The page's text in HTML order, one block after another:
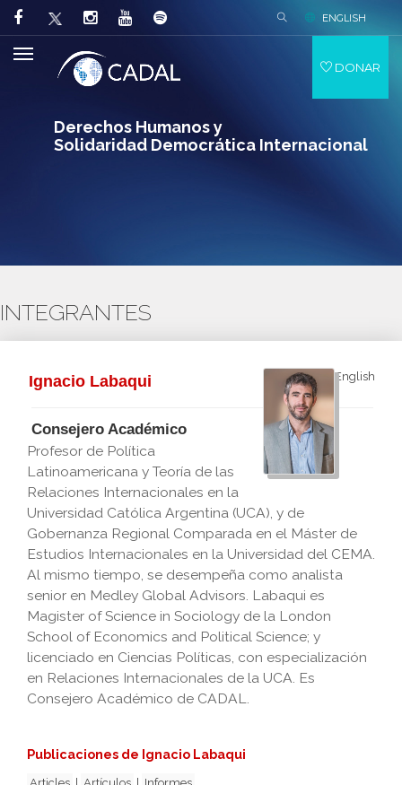
Derechos Humanos y
Solidaridad Democrática Internacional
ENGLISH
DONAR
INTEGRANTES
English
Ignacio Labaqui
Consejero Académico
Profesor de Política
Latinoamericana y Teoría de las
Relaciones Internacionales en la
Universidad Católica Argentina (UCA), y de
Gobernanza Regional Comparada en el Máster de
Estudios Internacionales en la Universidad del CEMA.
Al mismo tiempo, se desempeña como analista
senior en Medley Global Advisors. Labaqui es
Magister of Science in Sociology de la London
School of Economics and Political Science; y
licenciado en Ciencias Políticas, con especialización
en Relaciones Internacionales de la UCA. Es
Consejero Académico de CADAL.
Publicaciones de Ignacio Labaqui